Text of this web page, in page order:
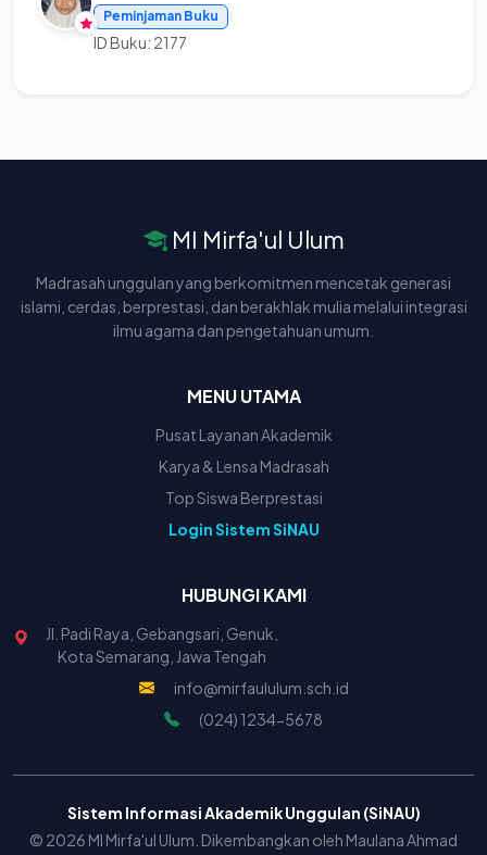
Peminjaman Buku
ID Buku: 2177
MI Mirfa'ul Ulum
Madrasah unggulan yang berkomitmen mencetak generasi
islami, cerdas, berprestasi, dan berakhlak mulia melalui integrasi
ilmu agama dan pengetahuan umum.
MENU UTAMA
Pusat Layanan Akademik
Karya & Lensa Madrasah
Top Siswa Berprestasi
Login Sistem SiNAU
HUBUNGI KAMI
Jl. Padi Raya, Gebangsari, Genuk,
Kota Semarang, Jawa Tengah
info@mirfaululum.sch.id
(024) 1234-5678
Sistem Informasi Akademik Unggulan (SiNAU)
© 2026 MI Mirfa'ul Ulum. Dikembangkan oleh Maulana Ahmad